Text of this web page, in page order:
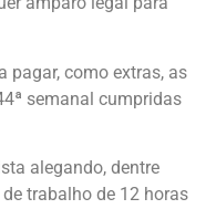
pagar, como extras, as
semanal cumpridas
alegando, dentre
trabalho de 12 horas